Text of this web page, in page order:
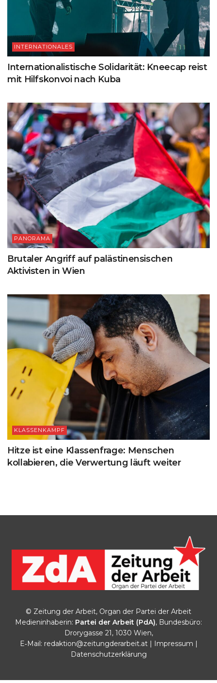
INTERNATIONALES
Internationalistische Solidarität: Kneecap reist
mit Hilfskonvoi nach Kuba
PANORAMA
Brutaler Angriff auf palästinensischen
Aktivisten in Wien
KLASSENKAMPF
Hitze ist eine Klassenfrage: Menschen
kollabieren, die Verwertung läuft weiter
© Zeitung der Arbeit, Organ der Partei der Arbeit
Medieninhaberin: Partei der Arbeit (PdA), Bundesbüro:
Drorygasse 21, 1030 Wien,
E‑Mail: redaktion@zeitungderarbeit.at| Impressum |
Datenschutzerklärung